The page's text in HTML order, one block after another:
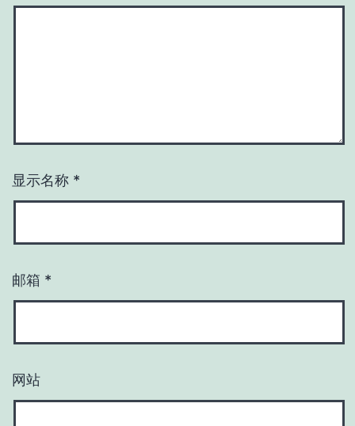
显示名称 *
邮箱 *
网站